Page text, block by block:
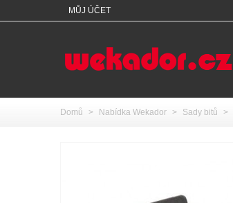
MŮJ ÚČET
Domů > Nabídka Wekador > Sady bitů >